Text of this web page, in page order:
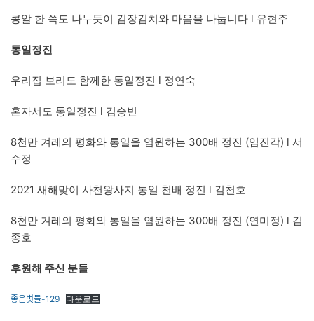
콩알 한 쪽도 나누듯이 김장김치와 마음을 나눕니다 l 유현주
통일정진
우리집 보리도 함께한 통일정진 l 정연숙
혼자서도 통일정진 l 김승빈
8천만 겨레의 평화와 통일을 염원하는 300배 정진 (임진각) l 서
수정
2021 새해맞이 사천왕사지 통일 천배 정진 l 김천호
8천만 겨레의 평화와 통일을 염원하는 300배 정진 (연미정) l 김
종호
후원해 주신 분들
좋은벗들-129 다운로드